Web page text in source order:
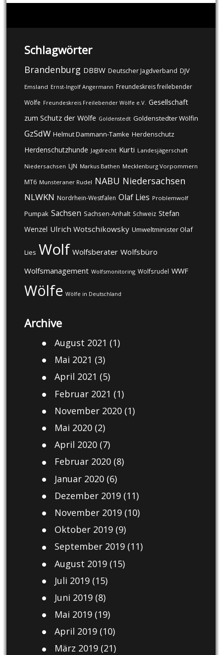
Schlagwörter
Brandenburg DBBW Deutscher Jagdverband DJV
Emsland Ernst-Ingolf Angermann Freundeskreis freilebender
Wölfe Freundeskreis Freilebender Wölfe e.V. Gesellschaft
zum Schutz der Wölfe Goldenstedt Goldenstedter Wölfin
GzSdW Helmut Dammann-Tamke Herdenschutz
Herdenschutzhunde Jagdrecht Kurti Landesjägerschaft
Niedersachsen LJN Markus Bathen Mecklenburg Vorpommern
MT6 Munsteraner Rudel NABU Niedersachsen
NLWKN Nordrhein-Westfalen Olaf Lies Problemwolf
Pumpak Sachsen Sachsen-Anhalt Schweiz Stefan
Wenzel Ulrich Wotschikowsky Umweltminister Olaf
Lies Wolf Wolfsberater Wolfsbüro
Wolfsmanagement Wolfsmonitoring Wolfsrudel WWF
Wölfe Wölfe in Deutschland
Archive
August 2021 (1)
Mai 2021 (3)
April 2021 (5)
Februar 2021 (1)
November 2020(1)
Mai 2020(2)
April 2020(7)
Februar 2020(8)
Januar 2020(6)
Dezember 2019(11)
November 2019(10)
Oktober 2019(9)
September 2019(11)
August 2019(15)
Juli 2019(15)
Juni 2019(8)
Mai 2019(19)
April 2019(10)
März 2019(21)